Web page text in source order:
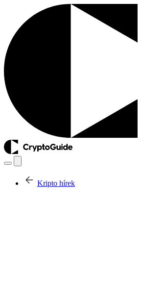
Kripto hírek